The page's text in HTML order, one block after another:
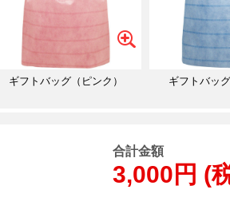
ギフトバッグ（ピンク） ギフトバッ
合計金額
3,000円 (